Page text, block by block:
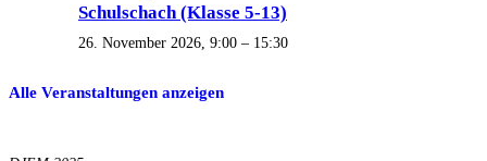
Schulschach (Klasse 5-13)
26. November 2026, 9:00 – 15:30
Alle Veranstaltungen anzeigen